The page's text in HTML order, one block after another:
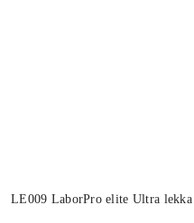
LE009 LaborPro elite Ultra lekka